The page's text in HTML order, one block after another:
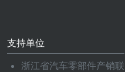
支持单位
浙江省汽车零部件产销联